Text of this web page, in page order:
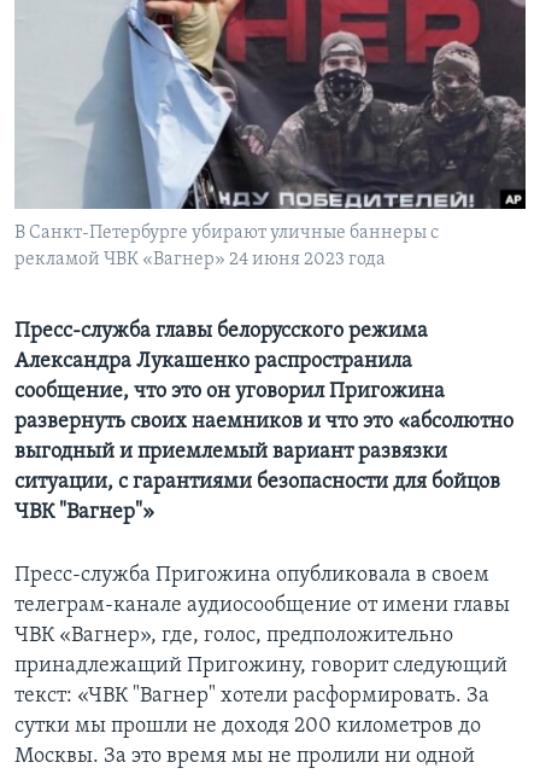
Learning English
СОЦИАЛЬНЫЕ СЕТИ
Языки
В Санкт-Петербурге убирают уличные баннеры с
рекламой ЧВК «Вагнер» 24 июня 2023 года
Пресс-служба главы белорусского режима
Александра Лукашенко распространила
сообщение, что это он уговорил Пригожина
развернуть своих наемников и что это «абсолютно
выгодный и приемлемый вариант развязки
ситуации, с гарантиями безопасности для бойцов
ЧВК "Вагнер"»
Пресс-служба Пригожина опубликовала в своем
телеграм-канале аудиосообщение от имени главы
ЧВК «Вагнер», где, голос, предположительно
принадлежащий Пригожину, говорит следующий
текст: «ЧВК "Вагнер" хотели расформировать. За
сутки мы прошли не доходя 200 километров до
Москвы. За это время мы не пролили ни одной